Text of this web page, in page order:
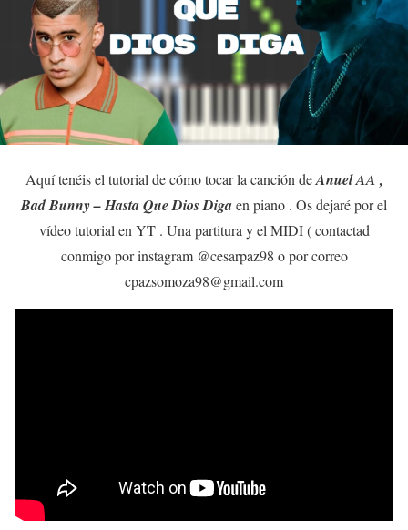
Aquí tenéis el tutorial de cómo tocar la canción deAnuel AA ,
Bad Bunny – Hasta Que Dios Digaen piano . Os dejaré por el
vídeo tutorial en YT . Una partitura y el MIDI ( contactad
conmigo por instagram @cesarpaz98 o por correo
cpazsomoza98@gmail.com